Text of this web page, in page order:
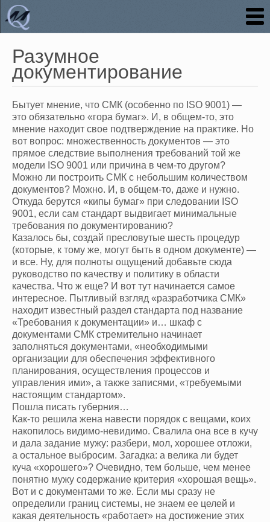
Разумное
документирование
Бытует мнение, что СМК (особенно по ISO 9001) —
это обязательно «гора бумаг». И, в общем-то, это
мнение находит свое подтверждение на практике. Но
вот вопрос: множественность документов — это
прямое следствие выполнения требований той же
модели ISO 9001 или причина в чем-то другом?
Можно ли построить СМК с небольшим количеством
документов? Можно. И, в общем-то, даже и нужно.
Откуда берутся «кипы бумаг» при следовании ISO
9001, если сам стандарт выдвигает минимальные
требования по документированию?
Казалось бы, создай пресловутые шесть процедур
(которые, к тому же, могут быть в одном документе) —
и все. Ну, для полноты ощущений добавьте сюда
руководство по качеству и политику в области
качества. Что ж еще? И вот тут начинается самое
интересное. Пытливый взгляд «разработчика СМК»
находит известный раздел стандарта под название
«Требования к документации» и… шкаф с
документами СМК стремительно начинает
заполняться документами, «необходимыми
организации для обеспечения эффективного
планирования, осуществления процессов и
управления ими», а также записями, «требуемыми
настоящим стандартом».
Пошла писать губерния…
Как-то решила жена навести порядок с вещами, коих
накопилось видимо-невидимо. Свалила она все в кучу
и дала задание мужу: разбери, мол, хорошее отложи,
а остальное выбросим. Загадка: а велика ли будет
куча «хорошего»? Очевидно, тем больше, чем менее
понятно мужу содержание критерия «хорошая вещь».
Вот и с документами то же. Если мы сразу не
определили границ системы, не знаем ее целей и
какая деятельность «работает» на достижение этих